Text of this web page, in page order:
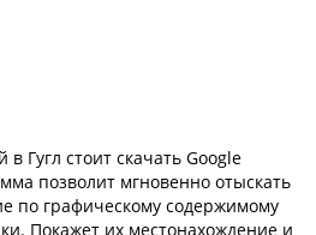
Гугл стоит скачать Google
позволит мгновенно отыскать
по графическому содержимому
Покажет их местонахождение и